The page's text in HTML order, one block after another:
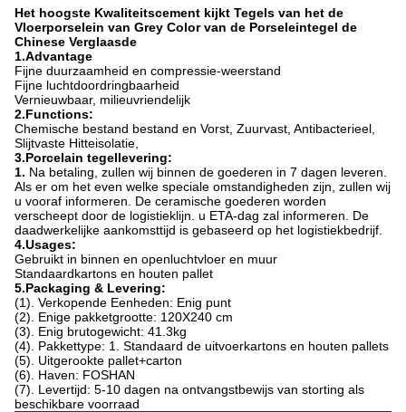
Het hoogste Kwaliteitscement kijkt Tegels van het de
Vloerporselein van Grey Color van de Porseleintegel de
Chinese Verglaasde
1.Advantage
Fijne duurzaamheid en compressie-weerstand
Fijne luchtdoordringbaarheid
Vernieuwbaar, milieuvriendelijk
2.Functions:
Chemische bestand bestand en Vorst, Zuurvast, Antibacterieel,
Slijtvaste Hitteisolatie,
3.Porcelain tegellevering:
1. Na betaling, zullen wij binnen de goederen in 7 dagen leveren.
Als er om het even welke speciale omstandigheden zijn, zullen wij
u vooraf informeren. De ceramische goederen worden
verscheept door de logistieklijn. u ETA-dag zal informeren. De
daadwerkelijke aankomsttijd is gebaseerd op het logistiekbedrijf.
4.Usages:
Gebruikt in binnen en openluchtvloer en muur
Standaardkartons en houten pallet
5.Packaging & Levering:
(1). Verkopende Eenheden: Enig punt
(2). Enige pakketgrootte: 120X240 cm
(3). Enig brutogewicht: 41.3kg
(4). Pakkettype: 1. Standaard de uitvoerkartons en houten pallets
(5). Uitgerookte pallet+carton
(6). Haven: FOSHAN
(7). Levertijd: 5-10 dagen na ontvangstbewijs van storting als
beschikbare voorraad